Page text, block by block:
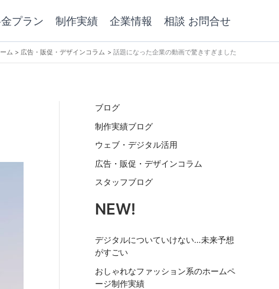
プラン 制作実績 企業情報 相談 お問合せ
ム 広告・販促・デザインコラム 話題になった企業の動画で驚きすぎました
ブログ
制作実績ブログ
ウェブ・デジタル活用
広告・販促・デザインコラム
スタッフブログ
NEW!
デジタルについていけない…未来予想
がすごい
おしゃれなファッション系のホームペ
ージ制作実績